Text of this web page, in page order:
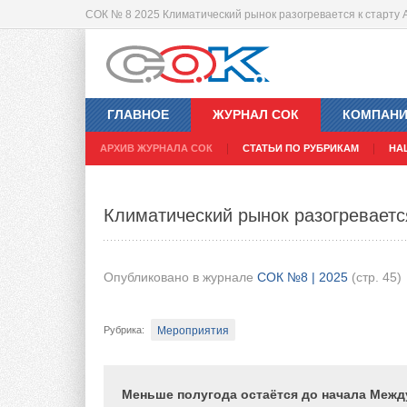
СОК № 8 2025 Климатический рынок разогревается к старту
ГЛАВНОЕ ЖУРНАЛ СОК
АРХИВ ЖУРНАЛА СОК СТАТЬИ ПО РУБРИКАМ
Климатический рынок
Опубликовано в журнале СОК №8 | 2025 (стр. 45)
Рубрика: Мероприятия
Меньше полугода остаётся до начала
Особенности монтажа бытовых и
новых хладагентах
Опубликовано в журнале СОК №8 | 2025 (стр. 46-
Рубрика ВиК
Кондиционеры промышленные и VRF-системы
поломке. Переход на новые виды
накладываемые применением новых